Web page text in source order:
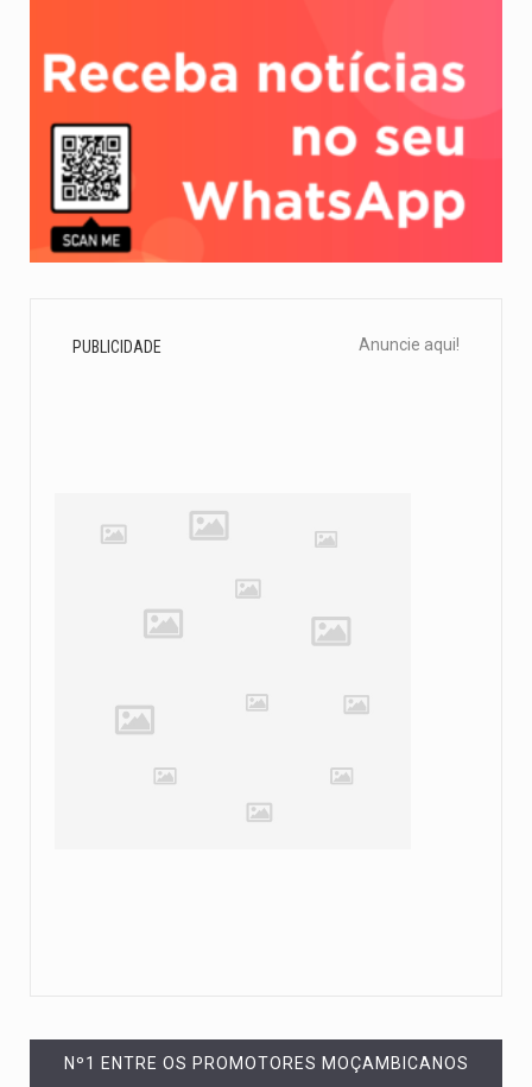
PUBLICIDADE Anuncie aqui!
Nº1 ENTRE OS PROMOTORES MOÇAMBICANOS